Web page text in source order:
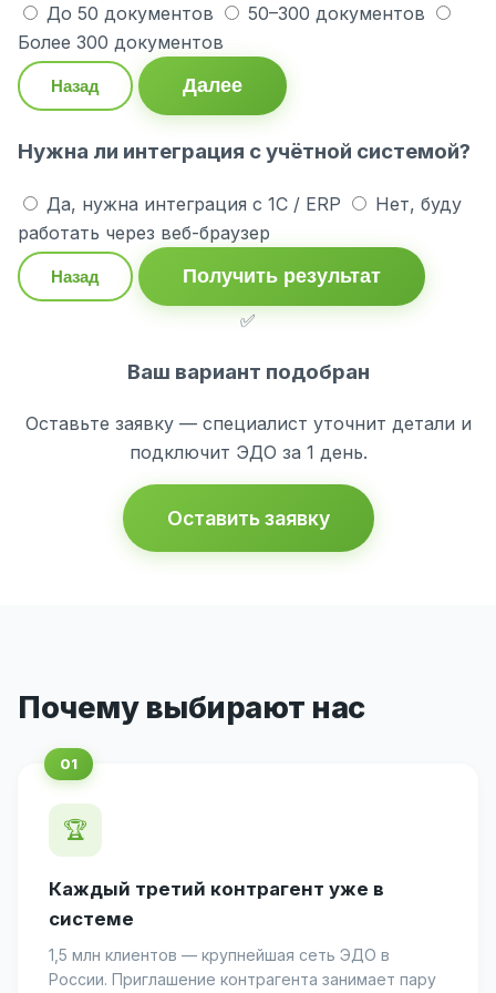
До 50 документов
50–300 документов
Более 300 документов
Назад Далее
Нужна ли интеграция с учётной системой?
Да, нужна интеграция с 1С / ERP
Нет, буду
работать через веб-браузер
Назад
Получить результат
✅
Ваш вариант подобран
Оставьте заявку — специалист уточнит детали и
подключит ЭДО за 1 день.
Оставить заявку
Почему выбирают нас
🏆
Каждый третий контрагент уже в
системе
1,5 млн клиентов — крупнейшая сеть ЭДО в
России. Приглашение контрагента занимает пару